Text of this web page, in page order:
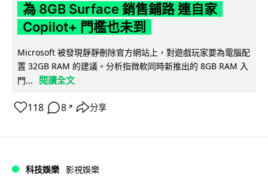
為 8GB Surface 銷售鋪路 連自家
Copilot+ 門檻也未到
Microsoft 被發現靜靜刪除官方網站上，對遊戲玩家要為電腦配
置 32GB RAM 的建議。分析指微軟同時新推出的 8GB RAM 入
門...
閱讀全文
118 8 ↗ 分享
科技娛樂 影視娛樂